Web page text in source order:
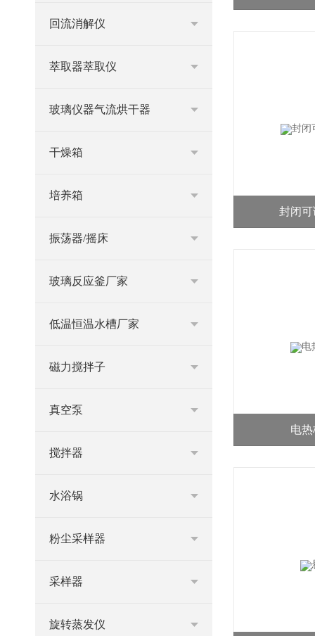
回流消解仪
萃取器萃取仪
玻璃仪器气流烘干器
干燥箱
培养箱
振荡器/摇床
玻璃反应釜厂家
低温恒温水槽厂家
磁力搅拌子
真空泵
搅拌器
水浴锅
粉尘采样器
采样器
旋转蒸发仪
封闭可
电